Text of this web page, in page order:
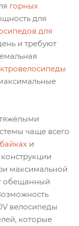
горных
для
для
и требуют
чаще всего
и
максимальной
обещанный
велосипеды
которые